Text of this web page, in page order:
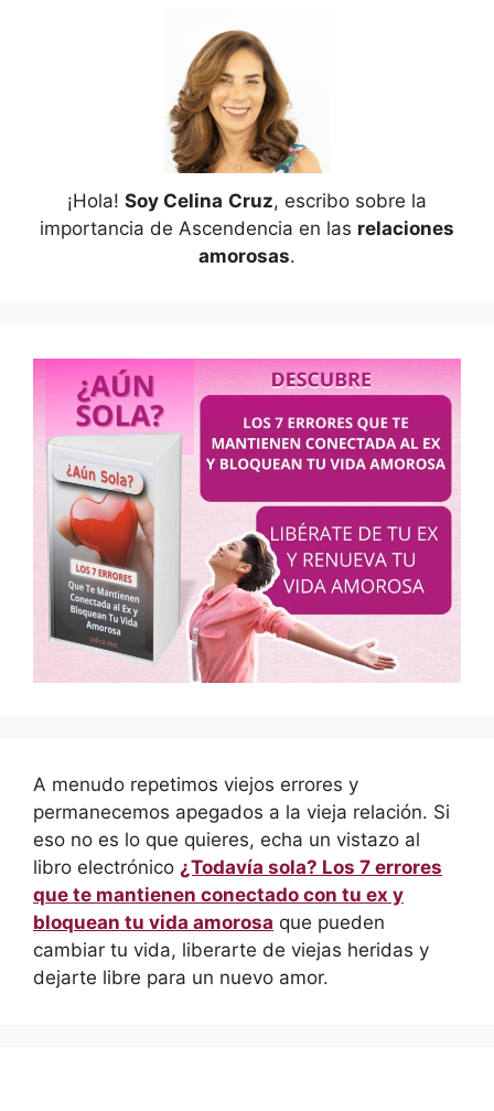
¡Hola! Soy Celina Cruz, escribo sobre la
importancia de Ascendencia en las relaciones
amorosas.
A menudo repetimos viejos errores y
permanecemos apegados a la vieja relación. Si
eso no es lo que quieres, echa un vistazo al
libro electrónico ¿Todavía sola? Los 7 errores
que te mantienen conectado con tu ex y
bloquean tu vida amorosa que pueden
cambiar tu vida, liberarte de viejas heridas y
dejarte libre para un nuevo amor.